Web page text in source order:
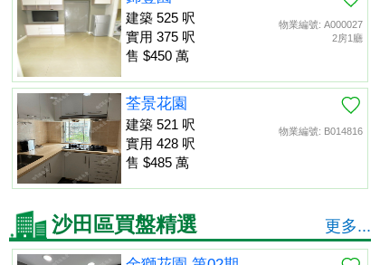
物業編號: A000027
2房1廳
建築 525 呎
實用 375 呎
售 $450 萬
物業編號: B014816
荃景花園
建築 521 呎
實用 428 呎
售 $485 萬
沙田區買盤精選 更多...